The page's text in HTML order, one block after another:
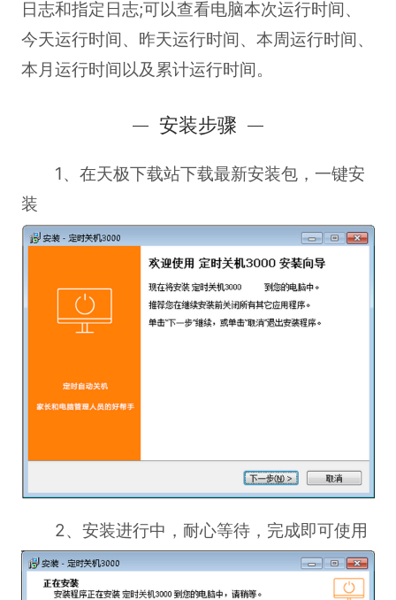
日志和指定日志;可以查看电脑本次运行时间、
今天运行时间、昨天运行时间、本周运行时间、
本月运行时间以及累计运行时间。
安装步骤
1、在天极下载站下载最新安装包，一键安
装
2、安装进行中，耐心等待，完成即可使用